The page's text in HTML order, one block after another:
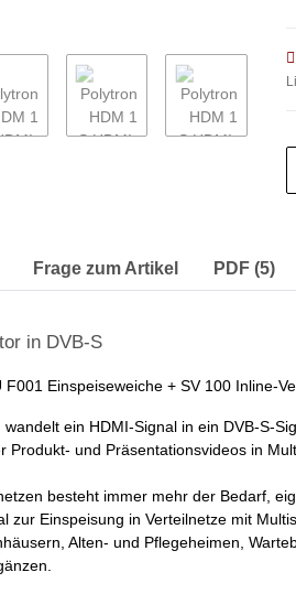
Frage zum Artikel PDF (5)
in DVB-S
F001 Einspeiseweiche + SV 100 Inline-
wandelt ein HDMI-Signal in ein DVB-S-
Produkt- und Präsentationsvideos in
besteht immer mehr der Bedarf,
zur Einspeisung in Verteilnetze mit
Alten- und Pflegeheimen,